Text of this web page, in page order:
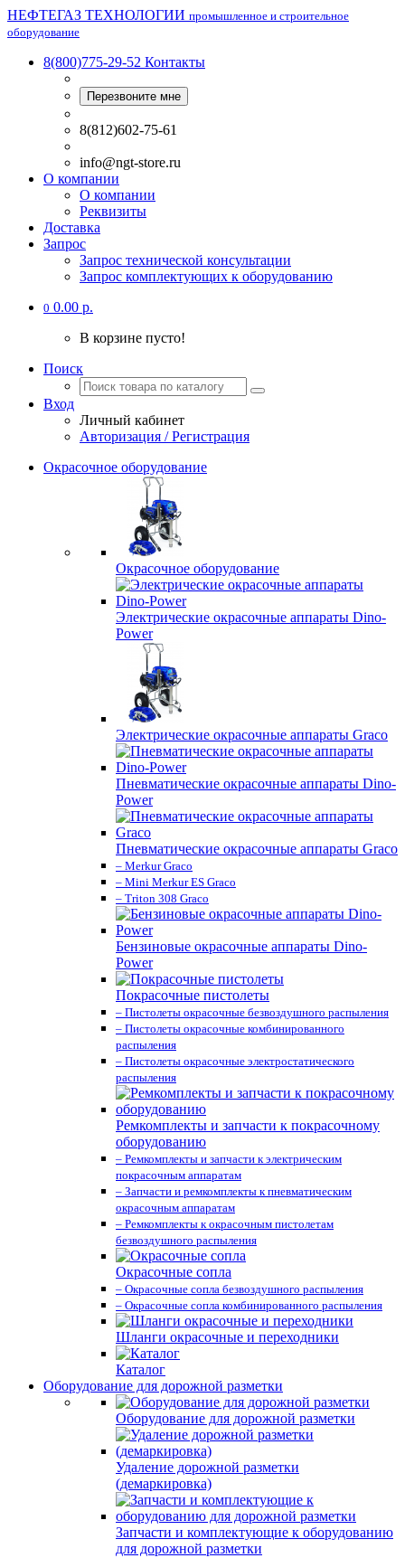
НЕФТЕГАЗ ТЕХНОЛОГИИ промышленное и строительное
оборудование
8(800)775-29-52 Контакты
Перезвоните мне
8(812)602-75-61
info@ngt-store.ru
О компании
О компании
Реквизиты
Доставка
Запрос
Запрос технической консультации
Запрос комплектующих к оборудованию
0 0.00 р.
В корзине пусто!
Поиск
Вход
Личный кабинет
Авторизация / Регистрация
Окрасочное оборудование
Окрасочное оборудование
Электрические окрасочные аппараты Dino-
Power
Электрические окрасочные аппараты Graco
Пневматические окрасочные аппараты Dino-
Power
Пневматические окрасочные аппараты Graco
– Merkur Graco
– Mini Merkur ES Graco
– Triton 308 Graco
Бензиновые окрасочные аппараты Dino-
Power
Покрасочные пистолеты
– Пистолеты окрасочные безвоздушного распыления
– Пистолеты окрасочные комбинированного
распыления
– Пистолеты окрасочные электростатического
распыления
Ремкомплекты и запчасти к покрасочному
оборудованию
– Ремкомплекты и запчасти к электрическим
покрасочным аппаратам
– Запчасти и ремкомплекты к пневматическим
окрасочным аппаратам
– Ремкомплекты к окрасочным пистолетам
безвоздушного распыления
Окрасочные сопла
– Окрасочные сопла безвоздушного распыления
– Окрасочные сопла комбинированного распыления
Шланги окрасочные и переходники
Каталог
Оборудование для дорожной разметки
Оборудование для дорожной разметки
Удаление дорожной разметки
(демаркировка)
Запчасти и комплектующие к оборудованию
для дорожной разметки